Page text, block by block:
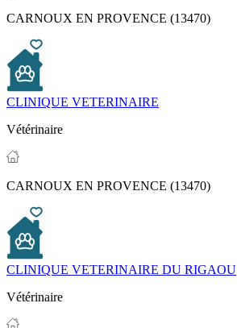
CARNOUX EN PROVENCE (13470)
CLINIQUE VETERINAIRE
Vétérinaire
CARNOUX EN PROVENCE (13470)
CLINIQUE VETERINAIRE DU RIGAOU
Vétérinaire